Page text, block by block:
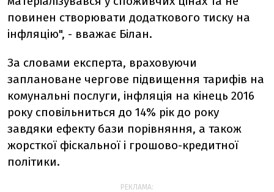
повинен створювати додаткового тиску на
інфляцію", - вважає Білан.
За словами експерта, враховуючи
заплановане чергове підвищення тарифів на
комунальні послуги, інфляція на кінець 2016
року сповільниться до 14% рік до року
завдяки ефекту бази порівняння, а також
жорсткої фіскальної і грошово-кредитної
політики.
РЕКЛАМА: